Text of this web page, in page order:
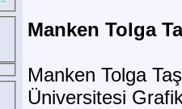
Manken Tolga
Manken Tolga
Üniversitesi